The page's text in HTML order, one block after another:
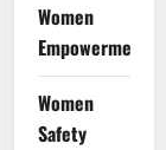
Women
Empowerment
Women
Safety